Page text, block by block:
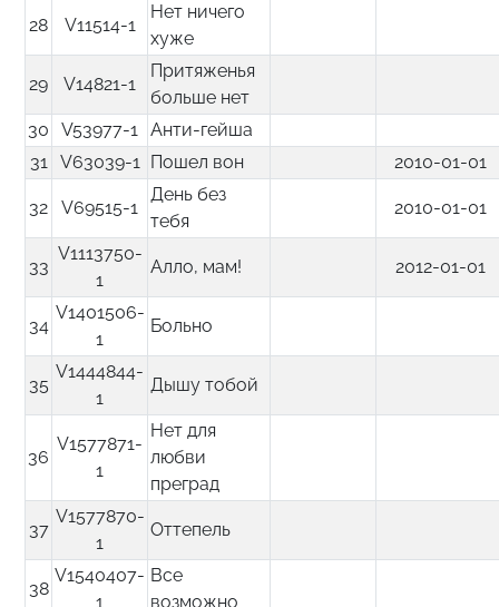
28 V11514-1
Нет ничего
хуже
29 V14821-1
Притяженья
больше нет
30
V53977-1 Анти-гейша
31 V63039-1 Пошел вон 2010-01-01
32 V69515-1
День без
тебя
2010-01-01
33
V1113750-
1
Алло, мам! 2012-01-01
34
V1401506-
1
Больно
35
V1444844-
1
Дышу тобой
36
V1577871-
1
Нет для
любви
преград
37
V1577870-
1
Оттепель
38
V1540407-
1
Все
возможно